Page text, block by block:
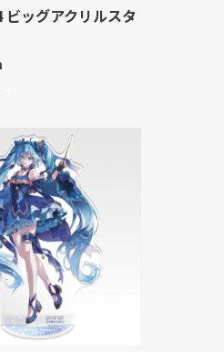
ビッグアクリルスタ